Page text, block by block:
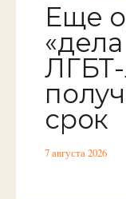
Еще
срок
7 августа 2026